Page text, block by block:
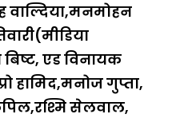
वाल्दिया,मनमोहन
एड विनायक
हामिद,मनोज गुप्ता,
सेलवाल,